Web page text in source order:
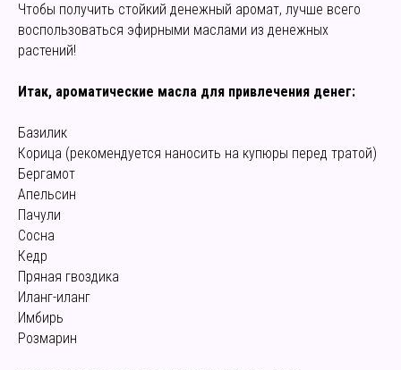
Чтобы получить стойкий денежный аромат, лучше всего
воспользоваться эфирными маслами из денежных
растений!
Итак, ароматические масла для привлечения денег:
Базилик
Корица (рекомендуется наносить на купюры перед тратой)
Бергамот
Апельсин
Пачули
Сосна
Кедр
Пряная гвоздика
Иланг-иланг
Имбирь
Розмарин